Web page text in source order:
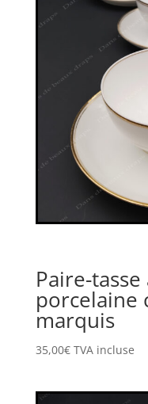
Paire-
porcelaine
marquis
35,00€ TVA incluse